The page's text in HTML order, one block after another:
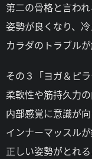
第二の骨格と言われ
姿勢が良くなり、
カラダのトラブルが
その３「ヨガ＆ピラ
柔軟性や筋持久力の
内部感覚に意識が
インナーマッスル
正しい姿勢がとれ